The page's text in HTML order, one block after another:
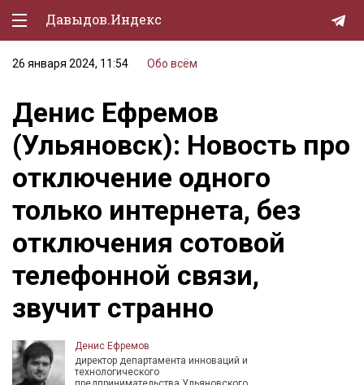
Давыдов.Индекс
Политическая жизнь
Экономика
Природа
Образование
Спорт
Культура
Lifestyle
Мурзилка
26 января 2024, 11:54 Обо всём
Денис Ефремов
(Ульяновск): Новость про
отключение одного
только интернета, без
отключения сотовой
телефонной связи,
звучит странно
Денис Ефремов
директор департамента инноваций и
технологического